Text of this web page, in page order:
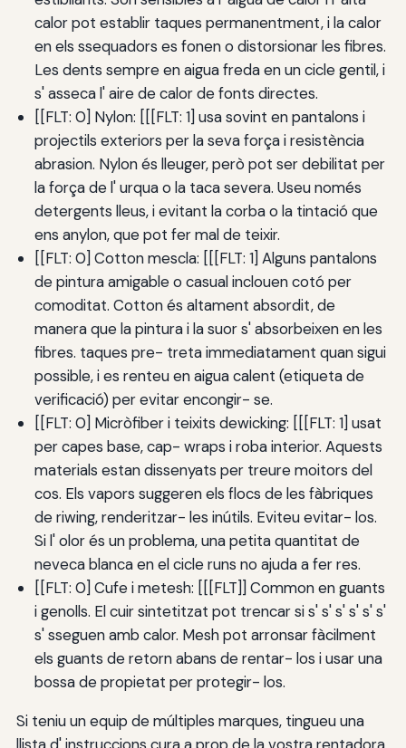
calor pot establir taques permanentment, i la calor
en els ssequadors es fonen o distorsionar les fibres.
Les dents sempre en aigua freda en un cicle gentil, i
s' asseca l' aire de calor de fonts directes.
[[FLT: 0] Nylon: [[[FLT: 1] usa sovint en pantalons i
projectils exteriors per la seva força i resistència
abrasion. Nylon és lleuger, però pot ser debilitat per
la força de l' urqua o la taca severa. Useu només
detergents lleus, i evitant la corba o la tintació que
ens anylon, que pot fer mal de teixir.
[[FLT: 0] Cotton mescla: [[[FLT: 1] Alguns pantalons
de pintura amigable o casual inclouen cotó per
comoditat. Cotton és altament absordit, de
manera que la pintura i la suor s' absorbeixen en les
fibres. taques pre- treta immediatament quan sigui
possible, i es renteu en aigua calent (etiqueta de
verificació) per evitar encongir- se.
[[FLT: 0] Micròfiber i teixits dewicking: [[[FLT: 1] usat
per capes base, cap- wraps i roba interior. Aquests
materials estan dissenyats per treure moitors del
cos. Els vapors suggeren els flocs de les fàbriques
de riwing, renderitzar- les inútils. Eviteu evitar- los.
Si l' olor és un problema, una petita quantitat de
neveca blanca en el cicle runs no ajuda a fer res.
[[FLT: 0] Cufe i metesh: [[[FLT]] Common en guants
i genolls. El cuir sintetitzat pot trencar si s' s' s' s' s' s'
s' sseguen amb calor. Mesh pot arronsar fàcilment
els guants de retorn abans de rentar- los i usar una
bossa de propietat per protegir- los.
Si teniu un equip de múltiples marques, tingueu una